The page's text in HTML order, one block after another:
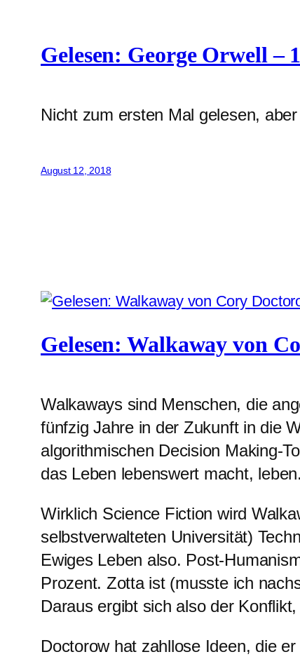
Gelesen: George Orwell –
Nicht zum ersten Mal gelesen,
August 12, 2018
Gelesen: Walkaway von
Walkaways sind Menschen, die
fünfzig Jahre in der Zukunft in die
algorithmischen Decision Making-
das Leben lebenswert macht,
Wirklich Science Fiction wird
selbstverwalteten Universität)
Ewiges Leben also. Post-
Prozent. Zotta ist (musste ich
Daraus ergibt sich also der
Doctorow hat zahllose Ideen, die